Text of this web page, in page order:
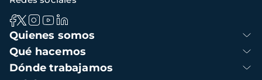
Navegación
principal
Quienes somos
Qué hacemos
Dónde trabajamos